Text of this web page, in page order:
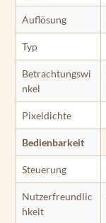
Auflösung
Typ
Betrachtungswi
nkel
Pixeldichte
Bedienbarkeit
Steuerung
Nutzerfreundlic
hkeit